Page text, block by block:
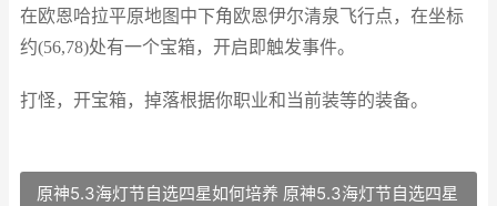
在欧恩哈拉平原地图中下角欧恩伊尔清泉飞行点，在坐标
约(56,78)处有一个宝箱，开启即触发事件。
打怪，开宝箱，掉落根据你职业和当前装等的装备。
原神5.3海灯节自选四星如何培养 原神5.3海灯节自选四星